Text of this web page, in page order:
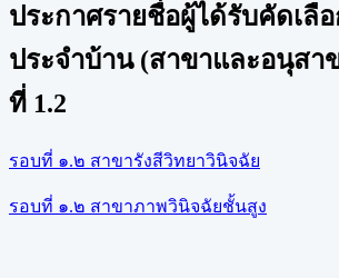
ประกาศรายชื่อผู้ได้รับคัดเลื
ประจำบ้าน (สาขาและอนุสา
ที่ 1.2
รอบที่ ๑.๒ สาขารังสีวิทยาวินิจฉัย
รอบที่ ๑.๒ สาขาภาพวินิจฉัยชั้นสูง